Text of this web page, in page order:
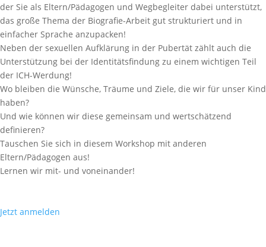
der Sie als Eltern/Pädagogen und Wegbe­gleiter dabei unter­stützt,
das große Thema der Biografie-Arbeit gut struk­tu­riert und in
einfa­cher Sprache anzupa­cken!
Neben der sexuellen Aufklä­rung in der Pubertät zählt auch die
Unter­stüt­zung bei der Identi­täts­fin­dung zu einem wichtigen Teil
der ICH-Werdung!
Wo bleiben die Wünsche, Träume und Ziele, die wir für unser Kind
haben?
Und wie können wir diese gemeinsam und wertschät­zend
definieren?
Tauschen Sie sich in diesem Workshop mit anderen
Eltern/Pädagogen aus!
Lernen wir mit- und vonein­ander!
Jetzt anmelden